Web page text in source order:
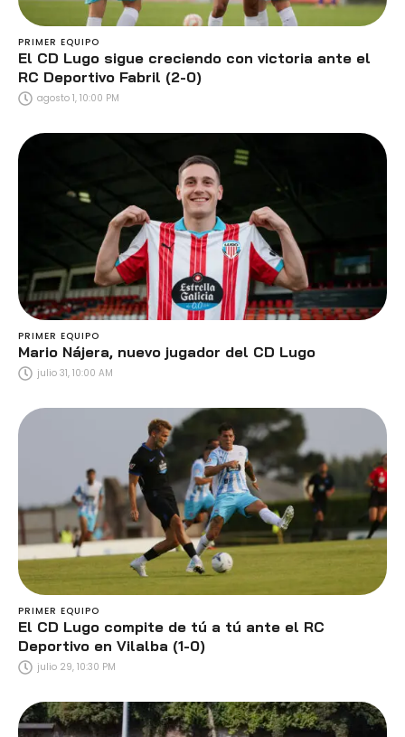
PRIMER EQUIPO
El CD Lugo sigue creciendo con victoria ante el
RC Deportivo Fabril (2-0)
agosto 1, 10:00 PM
PRIMER EQUIPO
Mario Nájera, nuevo jugador del CD Lugo
julio 31, 10:00 AM
PRIMER EQUIPO
El CD Lugo compite de tú a tú ante el RC
Deportivo en Vilalba (1-0)
julio 29, 10:30 PM